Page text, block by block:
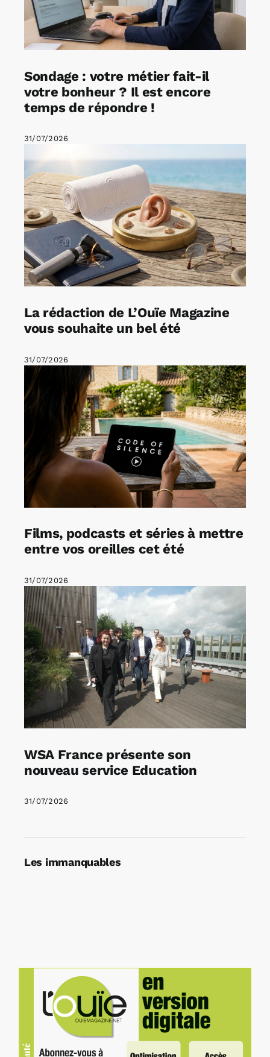
Sondage : votre métier fait-il
votre bonheur ? Il est encore
temps de répondre !
31/07/2026
La rédaction de L’Ouïe Magazine
vous souhaite un bel été
31/07/2026
Films, podcasts et séries à mettre
entre vos oreilles cet été
31/07/2026
WSA France présente son
nouveau service Education
31/07/2026
Les immanquables